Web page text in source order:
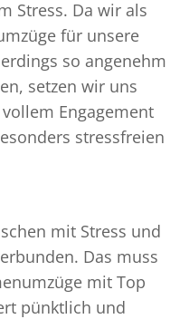
Stress. Da wir als
für unsere
so angenehm
setzen wir uns
Engagement
stressfreien
mit Stress und
Das muss
mit Top
pünktlich und